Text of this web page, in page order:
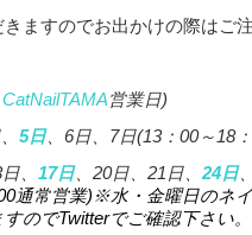
ますのでお出かけの際はご
CatNailTAMA営業日)
5日、6日、7日(13：00～18
、 17日、20日、21日、 24日
通常営業) ※水・金曜日のネ
のでTwitterでご確認下さい。